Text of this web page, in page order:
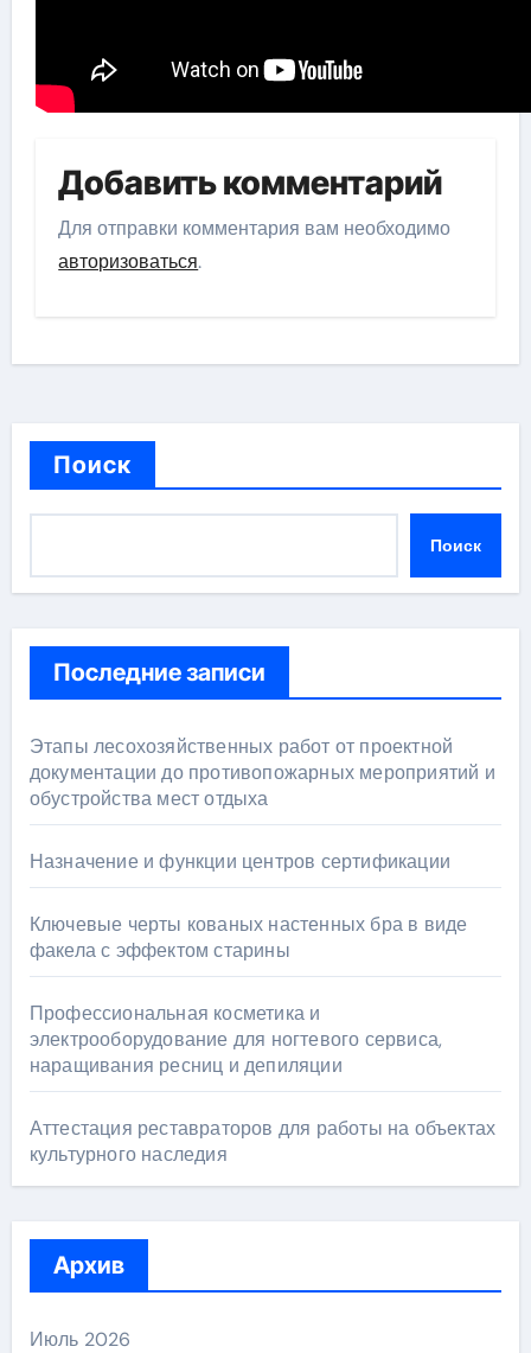
Добавить комментарий
Для отправки комментария вам необходимо
авторизоваться.
Поиск
Поиск
Последние записи
Этапы лесохозяйственных работ от проектной
документации до противопожарных мероприятий и
обустройства мест отдыха
Назначение и функции центров сертификации
Ключевые черты кованых настенных бра в виде
факела с эффектом старины
Профессиональная косметика и
электрооборудование для ногтевого сервиса,
наращивания ресниц и депиляции
Аттестация реставраторов для работы на объектах
культурного наследия
Архив
Июль 2026